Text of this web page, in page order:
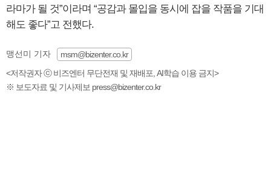
라마가 될 것”이라며 “공감과 몰입을 동시에 잡을 작품을 기대
해도 좋다”고 전했다.
맹선미 기자
msm@bizenter.co.kr
<저작권자 ⓒ 비즈엔터 무단전재 및 재배포, AI학습 이용 금지>
※ 보도자료 및 기사제보 press@bizenter.co.kr